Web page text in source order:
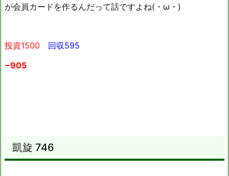
が会員カードを作るんだって話ですよね(・ω・)
投資1500 回収595
−905
凱旋 746